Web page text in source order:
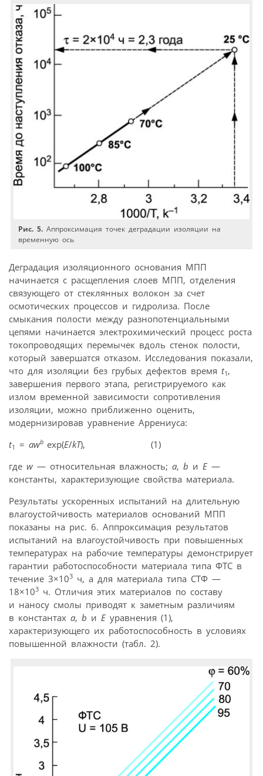
Рис. 5. Аппроксимация точек деградации изоляции на
временную ось
Деградация изоляционного основания МПП
начинается с расщепления слоев МПП, отделения
связующего от стеклянных волокон за счет
осмотических процессов и гидролиза. После
смыкания полости между разнопотенциальными
цепями начинается электрохимический процесс роста
токопроводящих перемычек вдоль стенок полости,
который завершатся отказом. Исследования показали,
что для изоляции без грубых дефектов время t1 ,
завершения первого этапа, регистрируемого как
излом временной зависимости сопротивления
изоляции, можно приближенно оценить,
модернизировав уравнение Аррениуса:
t1 = awb exp(E/kT), (1)
где w — относительная влажность; a, b и Е—
константы, характеризующие свойства материала.
Результаты ускоренных испытаний на длительную
влагоустойчивость материалов оснований МПП
показаны на рис. 6. Аппроксимация результатов
испытаний на влагоустойчивость при повышенных
температурах на рабочие температуры демонстрирует
гарантии работоспособности материала типа ФТС в
течение 3×103 ч, а для материала типа СТФ —
18×103 ч. Отличия этих материалов по составу
и наносу смолы приводят к заметным различиям
в константах а, b и Еуравнения (1),
характеризующего их работоспособность в условиях
повышенной влажности (табл. 2).